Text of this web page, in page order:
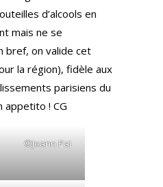
d’alcools en
mais ne se
bref, on valide cet
la région), fidèle aux
parisiens du
appetito ! CG
©Joann Pai